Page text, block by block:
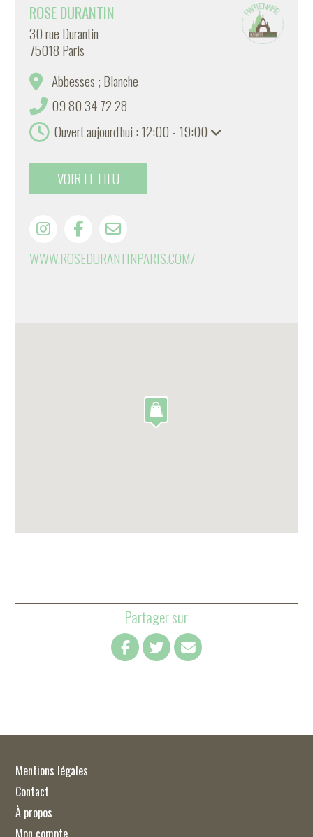
ROSE DURANTIN
30 rue Durantin
75018 Paris
Abbesses ; Blanche
09 80 34 72 28
Ouvert aujourd'hui : 12:00 - 19:00
VOIR LE LIEU
WWW.ROSEDURANTINPARIS.COM/
Partager sur
Mentions légales
Contact
À propos
Mon compte